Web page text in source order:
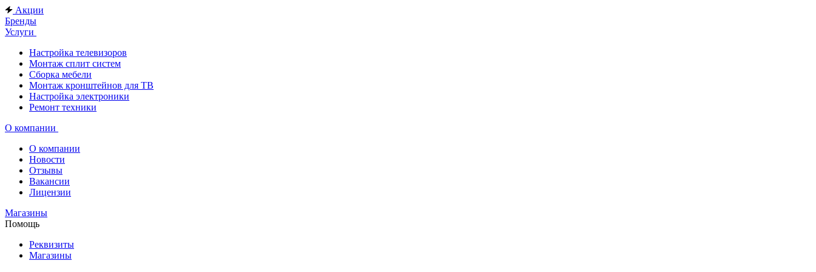
Акции
Бренды
Услуги
Настройка телевизоров
Монтаж сплит систем
Сборка мебели
Монтаж кронштейнов для ТВ
Настройка электроники
Ремонт техники
О компании
О компании
Новости
Отзывы
Вакансии
Лицензии
Магазины
Помощь
Реквизиты
Магазины